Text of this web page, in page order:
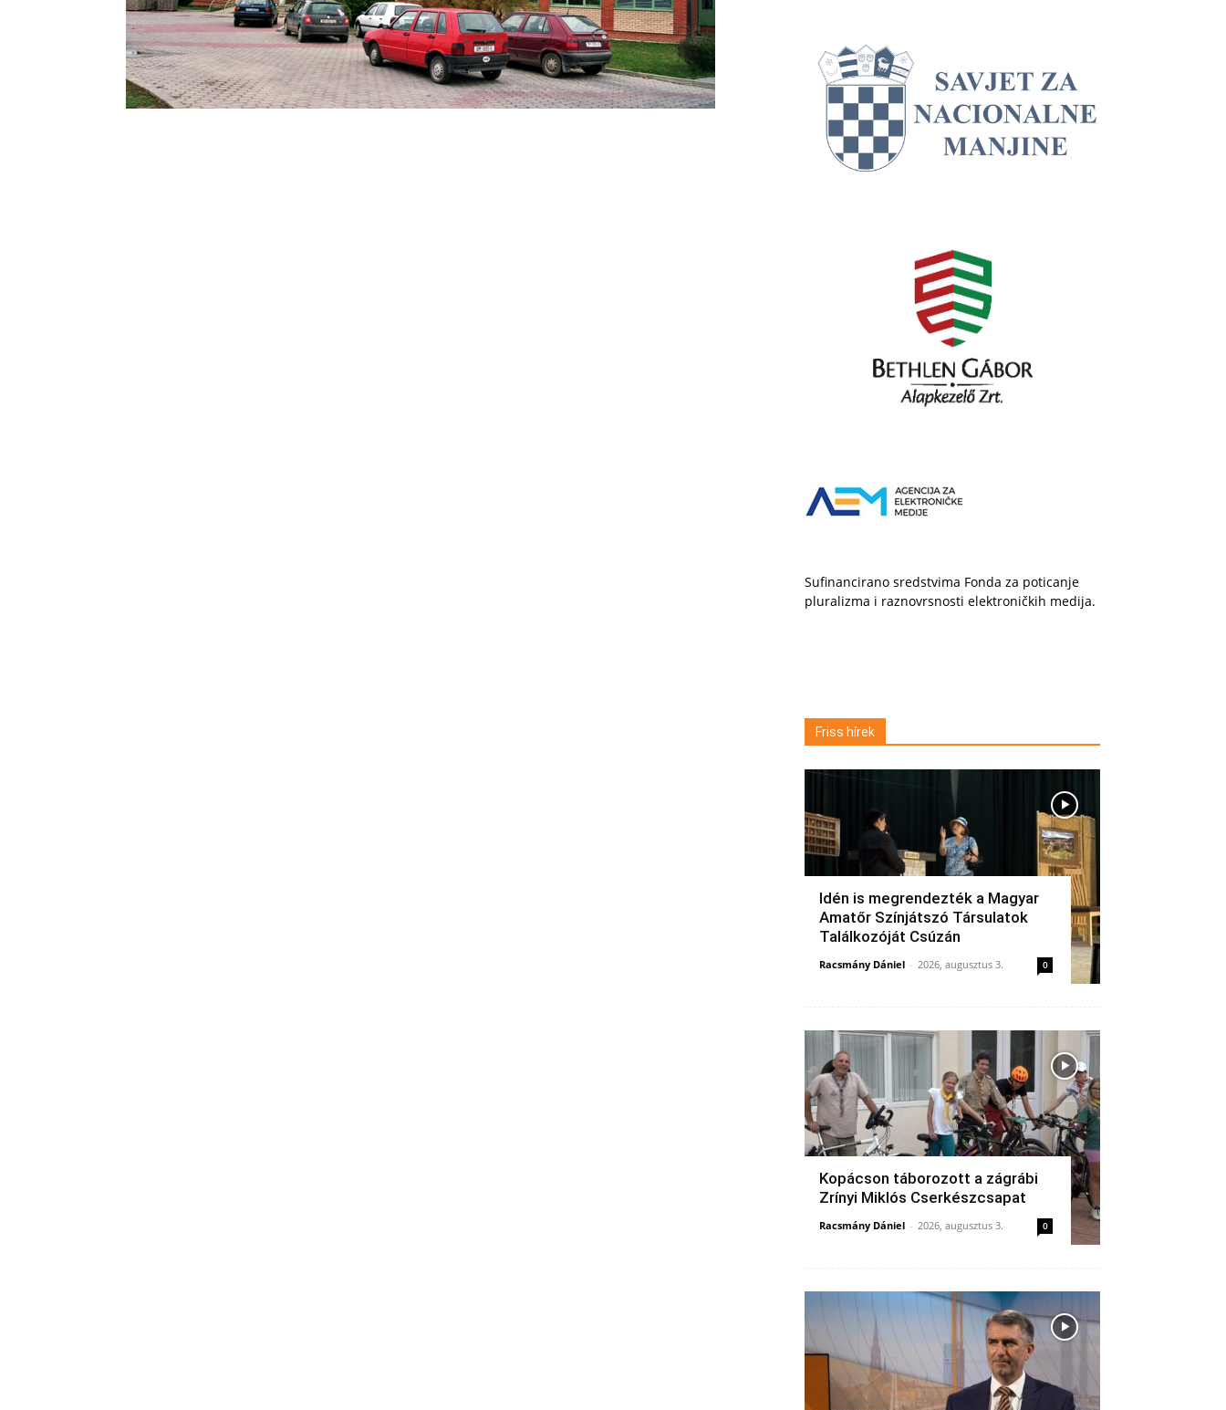
Sufinancirano sredstvima Fonda za poticanje
pluralizma i raznovrsnosti elektroničkih medija.
Friss hírek
Idén is megrendezték a Magyar
Amatőr Színjátszó Társulatok
Találkozóját Csúzán
Racsmány Dániel - 2026, augusztus 3. 0
Kopácson táborozott a zágrábi
Zrínyi Miklós Cserkészcsapat
Racsmány Dániel - 2026, augusztus 3. 0